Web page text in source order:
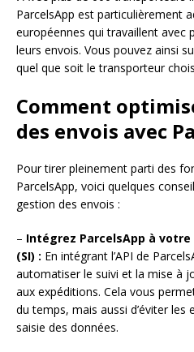
ParcelsApp est particulièrement
européennes qui travaillent avec
leurs envois. Vous pouvez ainsi
quel que soit le transporteur
Comment
des envois avec
Pour tirer pleinement parti des
ParcelsApp, voici quelques
gestion des envois :
– Intégrez ParcelsApp à
(SI) : En intégrant l’API de
automatiser le suivi et la mise à
aux expéditions. Cela vous
du temps, mais aussi d’éviter les
saisie des données.